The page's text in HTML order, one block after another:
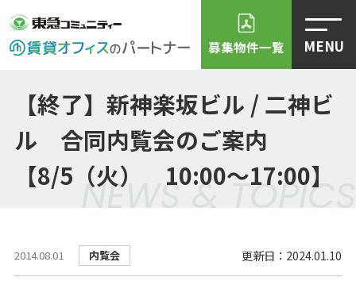
募集物件一覧 MENU
【終了】新神楽坂ビル / 二神ビ
ル 合同内覧会のご案内
【8/5（火） 10:00～17:00】
NEWS & TOPICS
2014.08.01 内覧会 更新日：2024.01.10